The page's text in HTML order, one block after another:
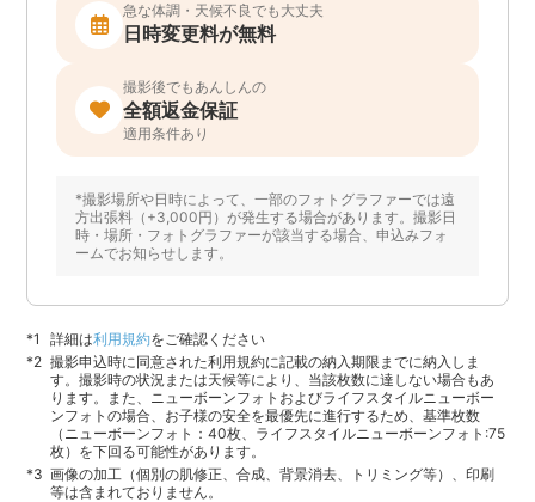
急な体調・天候不良でも大丈夫
日時変更料が無料
撮影後でもあんしんの
全額返金保証
適用条件あり
*撮影場所や日時によって、一部のフォトグラファーでは遠
方出張料（+3,000円）が発生する場合があります。撮影日
時・場所・フォトグラファーが該当する場合、申込みフォ
ームでお知らせします。
詳細は利用規約をご確認ください
撮影申込時に同意された利用規約に記載の納入期限までに納入しま
す。撮影時の状況または天候等により、当該枚数に達しない場合もあ
ります。また、ニューボーンフォトおよびライフスタイルニューボー
ンフォトの場合、お子様の安全を最優先に進行するため、基準枚数
（ニューボーンフォト：40枚、ライフスタイルニューボーンフォト:75
枚）を下回る可能性があります。
画像の加工（個別の肌修正、合成、背景消去、トリミング等）、印刷
等は含まれておりません。